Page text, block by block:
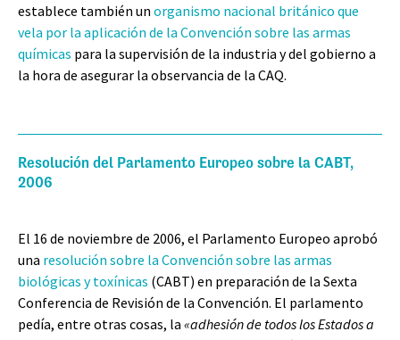
establece también un organismo nacional británico que
vela por la aplicación de la Convención sobre las armas
químicas para la supervisión de la industria y del gobierno a
la hora de asegurar la observancia de la CAQ.
Resolución del Parlamento Europeo sobre la CABT,
2006
El 16 de noviembre de 2006, el Parlamento Europeo aprobó
una resolución sobre la Convención sobre las armas
biológicas y toxínicas (CABT) en preparación de la Sexta
Conferencia de Revisión de la Convención. El parlamento
pedía, entre otras cosas, la «adhesión de todos los Estados a